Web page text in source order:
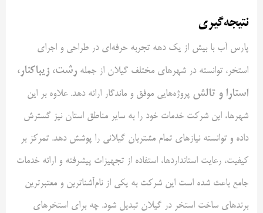
نتیجه‌گیری
پارس آب با بیش از یک دهه تجربه حرفه‌ای در طراحی و اجرای
استخر، توانسته در شهرهای مختلف گیلان از جمله رشت، زیباکنار،
استارا و تالش پروژه‌هایی موفق و ماندگار ارائه دهد. علاوه بر این
شهرها، این شرکت خدمات خود را به سایر مناطق استان نیز گسترش
داده و توانسته نیازهای تمام مشتریان گیلانی را پوشش دهد. تمرکز بر
کیفیت، رعایت استانداردها، استفاده از تجهیزات پیشرفته و ارائه خدمات
جامع باعث شده است این شرکت به یکی از نام‌آشناترین و معتبرترین
برندهای ساخت استخر در گیلان تبدیل شود. چه برای استخرهای